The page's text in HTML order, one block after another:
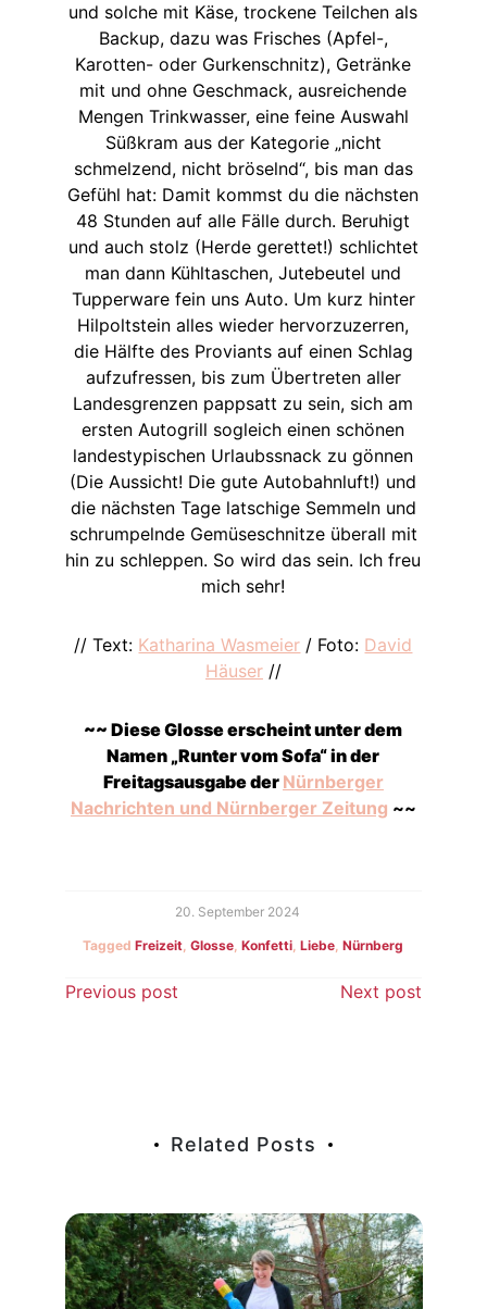
und solche mit Käse, trockene Teilchen als
Backup, dazu was Frisches (Apfel-,
Karotten- oder Gurkenschnitz), Getränke
mit und ohne Geschmack, ausreichende
Mengen Trinkwasser, eine feine Auswahl
Süßkram aus der Kategorie „nicht
schmelzend, nicht bröselnd“, bis man das
Gefühl hat: Damit kommst du die nächsten
48 Stunden auf alle Fälle durch. Beruhigt
und auch stolz (Herde gerettet!) schlichtet
man dann Kühltaschen, Jutebeutel und
Tupperware fein uns Auto. Um kurz hinter
Hilpoltstein alles wieder hervorzuzerren,
die Hälfte des Proviants auf einen Schlag
aufzufressen, bis zum Übertreten aller
Landesgrenzen pappsatt zu sein, sich am
ersten Autogrill sogleich einen schönen
landestypischen Urlaubssnack zu gönnen
(Die Aussicht! Die gute Autobahnluft!) und
die nächsten Tage latschige Semmeln und
schrumpelnde Gemüseschnitze überall mit
hin zu schleppen. So wird das sein. Ich freu
mich sehr!
// Text: Katharina Wasmeier / Foto: David
Häuser//
~~ Diese Glosse erscheint unter dem
Namen „Runter vom Sofa“ in der
Freitagsausgabe der Nürnberger
Nachrichten und Nürnberger Zeitung ~~
20. September 2024
TaggedFreizeit,Glosse,Konfetti,Liebe,Nürnberg
Beitragsnavigation
Previous post Next post
Related Posts